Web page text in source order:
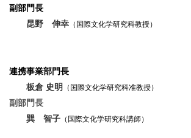
副部門長
昆野 伸幸 （国際文化学研究科教授）
連携事業部門長
板倉 史明 （国際文化学研究科准教授）
副部門長
巽 智子 （国際文化学研究科講師）